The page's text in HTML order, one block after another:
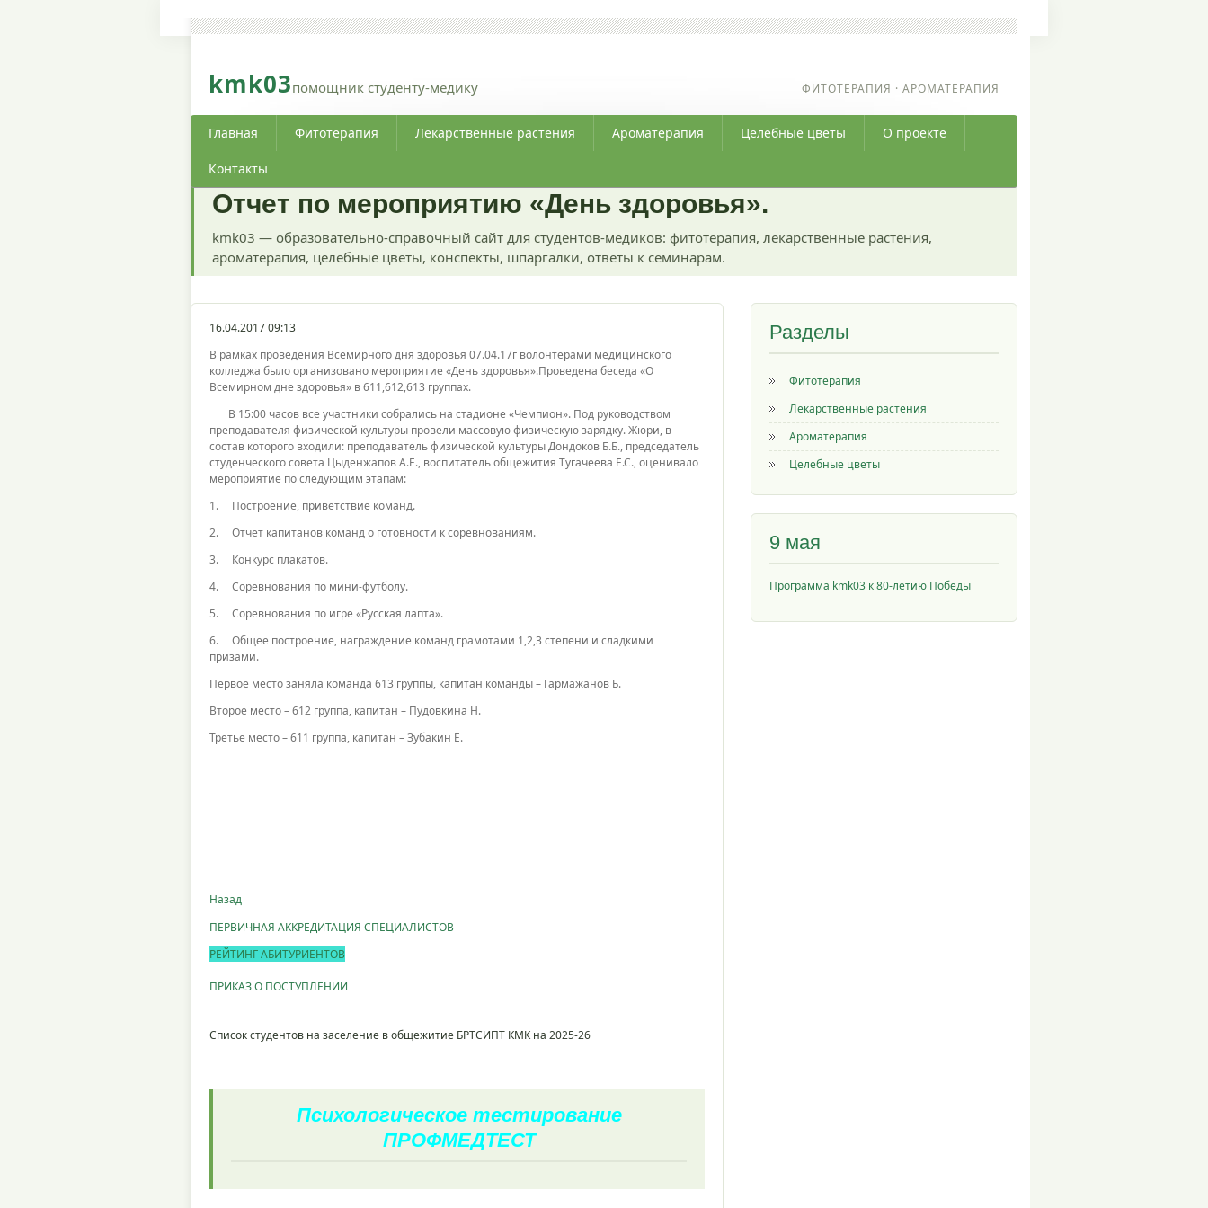
kmk03помощник студенту-медику ФИТОТЕРАПИЯ · АРОМАТЕРАПИЯ
Главная Фитотерапия Лекарственные растения Ароматерапия Целебные цветы О проекте
Контакты
Отчет по мероприятию «День здоровья».
kmk03 — образовательно-справочный сайт для студентов-медиков: фитотерапия, лекарственные растения,
ароматерапия, целебные цветы, конспекты, шпаргалки, ответы к семинарам.
16.04.2017 09:13
В рамках проведения Всемирного дня здоровья 07.04.17г волонтерами медицинского
колледжа было организовано мероприятие «День здоровья».Проведена беседа «О
Всемирном дне здоровья» в 611,612,613 группах.
В 15:00 часов все участники собрались на стадионе «Чемпион». Под руководством
преподавателя физической культуры провели массовую физическую зарядку. Жюри, в
состав которого входили: преподаватель физической культуры Дондоков Б.Б., председатель
студенческого совета Цыденжапов А.Е., воспитатель общежития Тугачеева Е.С., оценивало
мероприятие по следующим этапам:
1. Построение, приветствие команд.
2. Отчет капитанов команд о готовности к соревнованиям.
3. Конкурс плакатов.
4. Соревнования по мини-футболу.
5. Соревнования по игре «Русская лапта».
6. Общее построение, награждение команд грамотами 1,2,3 степени и сладкими
призами.
Первое место заняла команда 613 группы, капитан команды – Гармажанов Б.
Второе место – 612 группа, капитан – Пудовкина Н.
Третье место – 611 группа, капитан – Зубакин Е.
Назад
ПЕРВИЧНАЯ АККРЕДИТАЦИЯ СПЕЦИАЛИСТОВ
РЕЙТИНГ АБИТУРИЕНТОВ
ПРИКАЗ О ПОСТУПЛЕНИИ
Список студентов на заселение в общежитие БРТСИПТ КМК на 2025-26
Психологическое тестирование
ПРОФМЕДТЕСТ
Разделы
Фитотерапия
Лекарственные растения
Ароматерапия
Целебные цветы
9 мая
Программа kmk03 к 80-летию Победы